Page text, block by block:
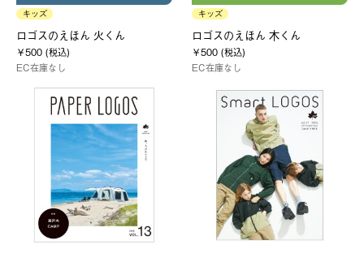
キッズ
ロゴスのえほん 火くん
￥500 (税込)
EC在庫なし
キッズ
ロゴスのえほん 木くん
￥500 (税込)
EC在庫なし